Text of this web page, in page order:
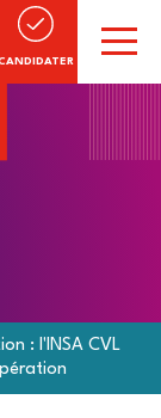
: l'INSA CVL